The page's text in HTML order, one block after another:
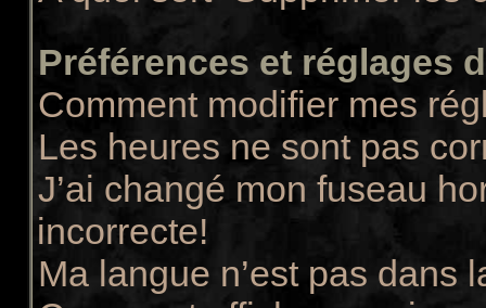
Préférences et réglages
Comment modifier mes
Les heures ne sont pas
J’ai changé mon fuseau
incorrecte!
Ma langue n’est pas dans